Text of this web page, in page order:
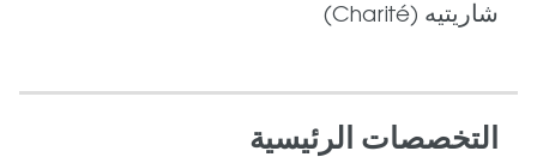
شاريتيه (Charité)
التخصصات الرئيسية